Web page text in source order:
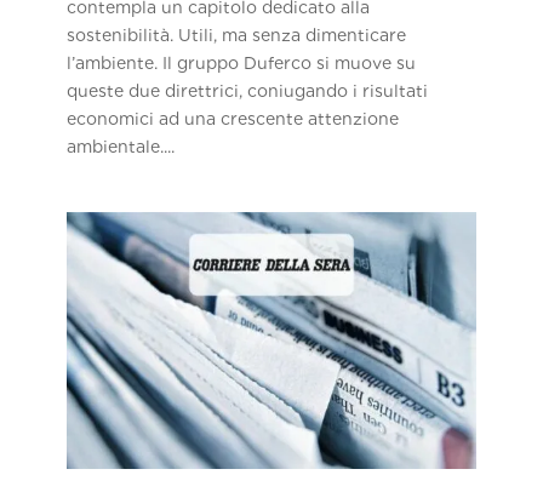
contempla un capitolo dedicato alla
sostenibilità. Utili, ma senza dimenticare
l’ambiente. Il gruppo Duferco si muove su
queste due direttrici, coniugando i risultati
economici ad una crescente attenzione
ambientale....